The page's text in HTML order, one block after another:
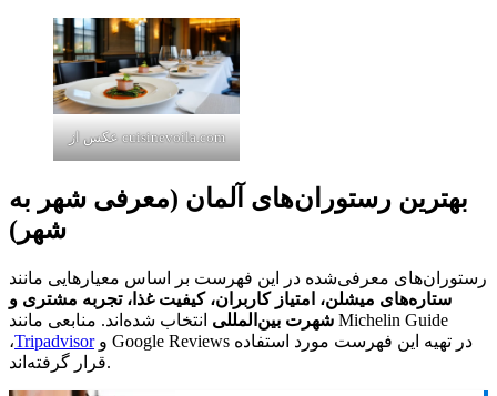
عکس از cuisinevoila.com
بهترین رستوران‌های آلمان (معرفی شهر به
شهر)
رستوران‌های معرفی‌شده در این فهرست بر اساس معیارهایی مانند
ستاره‌های میشلن، امتیاز کاربران، کیفیت غذا، تجربه مشتری و
شهرت بین‌المللی انتخاب شده‌اند. منابعی مانند Michelin Guide
،Tripadvisorو Google Reviews در تهیه این فهرست مورد استفاده
قرار گرفته‌اند.